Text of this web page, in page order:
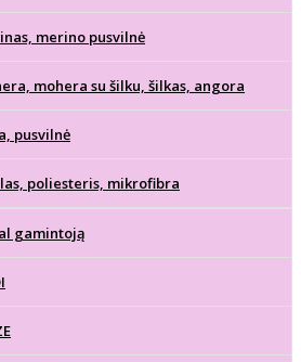
merino pusvilnė
mohera su šilku, šilkas, angora
pusvilnė
poliesteris, mikrofibra
gamintoją